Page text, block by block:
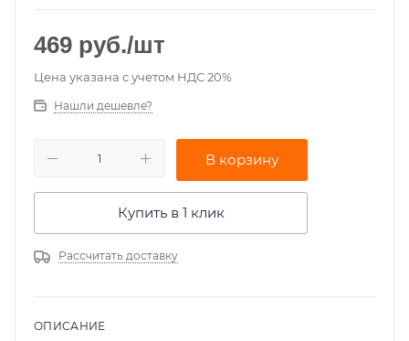
469 руб./шт
Цена указана с учетом НДС 20%
Нашли дешевле?
В корзину
Купить в 1 клик
Рассчитать доставку
ОПИСАНИЕ